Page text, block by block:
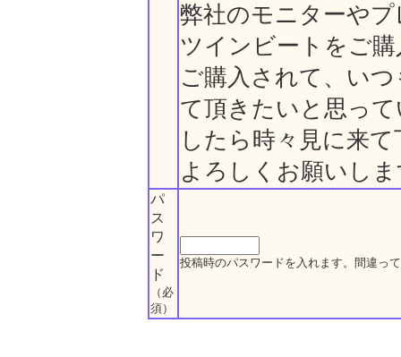
弊社のモニターや
ツインビートをご
ご購入されて、い
て頂きたいと思っ
したら時々見に来
よろしくお願いし
パ
ス
ワ
ー
ド
（必
須）
投稿時のパスワードを入れます。間違っ